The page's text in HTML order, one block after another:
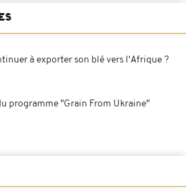
à exporter son blé vers l'Afrique ?
programme "Grain From Ukraine"